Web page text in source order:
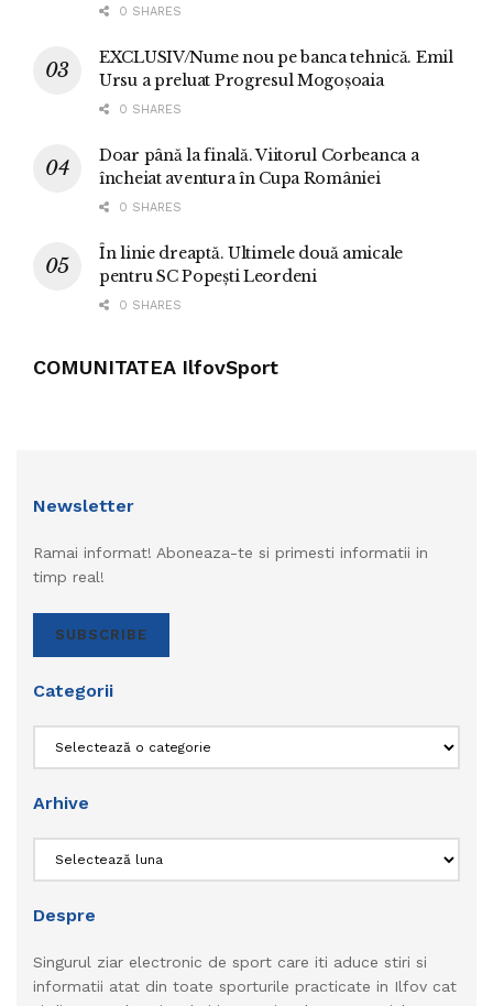
0 SHARES
EXCLUSIV/Nume nou pe banca tehnică. Emil
Ursu a preluat Progresul Mogoșoaia
0 SHARES
Doar până la finală. Viitorul Corbeanca a
încheiat aventura în Cupa României
0 SHARES
În linie dreaptă. Ultimele două amicale
pentru SC Popești Leordeni
0 SHARES
COMUNITATEA IlfovSport
Newsletter
Ramai informat! Aboneaza-te si primesti informatii in
timp real!
SUBSCRIBE
Categorii
Arhive
Despre
Singurul ziar electronic de sport care iti aduce stiri si
informatii atat din toate sporturile practicate in Ilfov cat